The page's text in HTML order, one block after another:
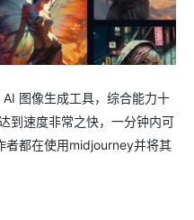
图像生成工具，综合能力十
到速度非常之快，一分钟内可
者都在使用midjourney并将其